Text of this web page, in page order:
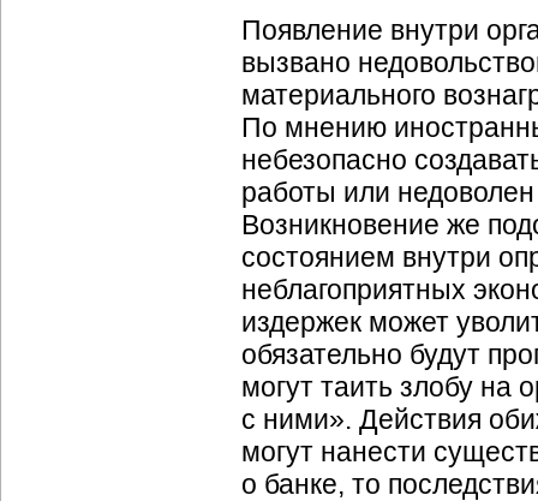
Появление внутри
вызвано
материального
По мнению
небезопасно
работы или
Возникновение же
состоянием внутри
неблагоприятных
издержек может
обязательно будут
могут таить злобу на
с ними». Действия
могут нанести
о банке, то